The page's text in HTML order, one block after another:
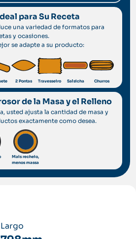
para Su Receta
una variedad de formatos para
y ocasiones.
se adapte a su producto:
2 Pontas Travesseiro Salsicha Churros
de la Masa y el Relleno
usted ajusta la cantidad de masa y
exactamente como desea.
Mais recheio,
menos massa
Largo